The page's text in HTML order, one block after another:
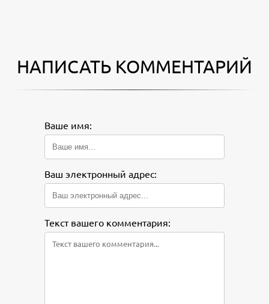
НАПИСАТЬ КОММЕНТАРИЙ
Ваше имя:
Ваш электронный адрес:
Текст вашего комментария: